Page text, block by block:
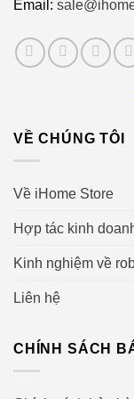
Hiệu suất siêu
Robot có khả
nước soda, bột
Email:
VỀ CHÚNG TÔI
Về iHome Store
Hợp tác kinh
Kinh nghiệm về
Liên hệ
CHÍNH SÁCH